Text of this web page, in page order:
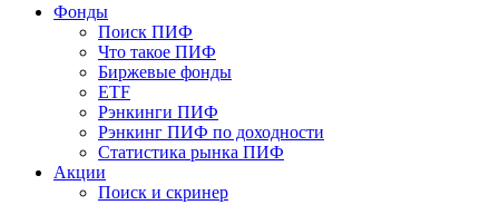
Фонды
Поиск ПИФ
Что такое ПИФ
Биржевые фонды
ETF
Рэнкинги ПИФ
Рэнкинг ПИФ по доходности
Статистика рынка ПИФ
Акции
Поиск и скринер